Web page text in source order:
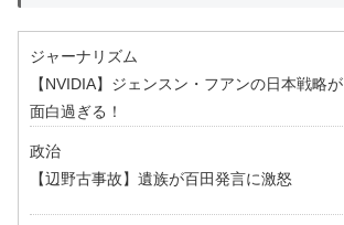
ジャーナリズム
【NVIDIA】ジェンスン・フアンの日本戦略が
面白過ぎる！
政治
【辺野古事故】遺族が百田発言に激怒